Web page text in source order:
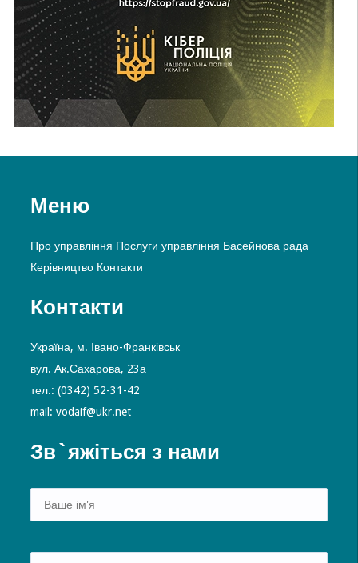
Меню
Про управління Послуги управління Басейнова рада
Керівництво Контакти
Контакти
Україна, м. Івано-Франківськ
вул. Ак.Сахарова, 23а
тел.: (0342) 52-31-42
mail: vodaif@ukr.net
Зв`яжіться з нами